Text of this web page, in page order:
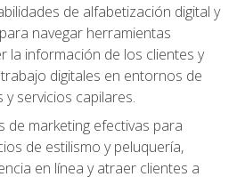
de alfabetización digital y
navegar herramientas
la información de los clientes y
digitales en entornos de
servicios capilares.
de marketing efectivas para
de estilismo y peluquería,
en línea y atraer clientes a